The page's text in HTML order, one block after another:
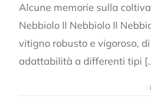
Alcune memorie sulla
Nebbiolo Il Nebbiolo Il
vitigno robusto e vigoroso,
adattabilità a differenti tipi